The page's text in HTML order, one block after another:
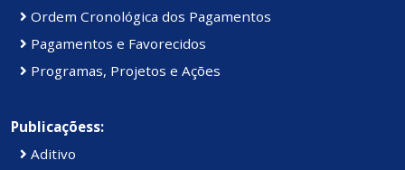
Ordem Cronológica dos Pagamentos
Pagamentos e Favorecidos
Programas, Projetos e Ações
Publicaçõess:
Aditivo